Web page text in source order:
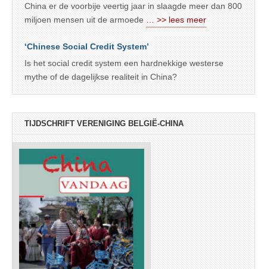
China er de voorbije veertig jaar in slaagde meer dan 800
miljoen mensen uit de armoede
… >> lees meer
‘Chinese Social Credit System’
Is het social credit system een hardnekkige westerse
mythe of de dagelijkse realiteit in China?
TIJDSCHRIFT VERENIGING BELGIË-CHINA